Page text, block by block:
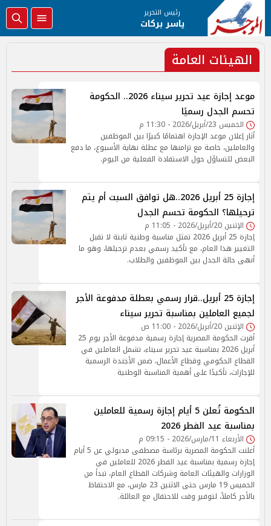
رئيس التحرير
ياسر بركات
الهيئات العامة
موعد إجازة عيد تحرير سيناء 2026.. الحكومة
تحسم الجدل رسميًا
الخميس 23/أبريل/2026 - 11:30 م
أثار إعلان موعد الإجازة اهتمامًا كبيرًا بين الموظفين
والعاملين، خاصة مع تزامنها مع عطلة نهاية الأسبوع، ما دفع
البعض للتساؤل حول الاستفادة الفعلية من اليوم.
إجازة 25 أبريل 2026..هل توافق السبت أم يتم
ترحيلها؟ الحكومة تحسم الجدل
الإثنين 20/أبريل/2026 - 11:05 م
إجازة 25 أبريل 2026 تمثل مناسبة وطنية ثابتة لا تقبل
التغيير هذا العام، مع تأكيد رسمي بعدم ترحيلها، وهو ما
أنهى حالة الجدل بين الموظفين والطلاب.
إجازة 25 أبريل..قرار رسمي بعطلة مدفوعة الأجر
لجميع العاملين بمناسبة تحرير سيناء
الإثنين 20/أبريل/2026 - 11:00 ص
أقرت الحكومة المصرية إجازة رسمية مدفوعة الأجر يوم 25
أبريل 2026 بمناسبة عيد تحرير سيناء، تشمل العاملين في
القطاع الحكومي وقطاع الأعمال، ضمن الأجندة الرسمية
للإجازات، تأكيدًا على أهمية المناسبة الوطنية
الحكومة تُعلن 5 أيام إجازة رسمية للعاملين
بمناسبة عيد الفطر 2026
الأربعاء 11/مارس/2026 - 09:15 م
أعلنت الحكومة المصرية برئاسة مصطفى مدبولي عن 5 أيام
إجازة رسمية بمناسبة عيد الفطر 2026 للعاملين في
الوزارات والهيئات العامة وشركات القطاع العام، تبدأ من
الخميس 19 مارس حتى الاثنين 23 مارس، مع الاحتفاظ
بالأجر كاملاً، لتوفير وقت للاحتفال مع العائلة.